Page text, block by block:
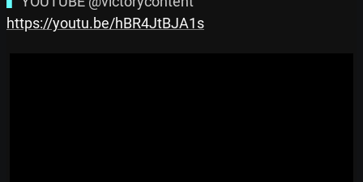
https://youtu.be/hBR4JtBJA1s